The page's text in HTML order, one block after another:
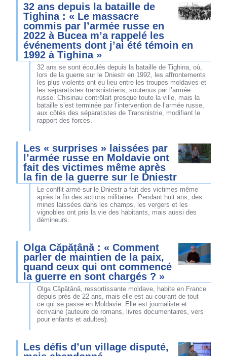
32 ans depuis la bataille de
Tighina : « Le massacre
commis par l’armée russe en
2022 à Bucea m’a rappelé les
événements dont j’ai été témoin en
1992 à Tighina »
32 ans se sont écoulés depuis la bataille de Tighina, où,
lors de la guerre sur le Dniestr en 1992, les affrontements
les plus violents ont eu lieu entre les troupes moldaves et
les séparatistes transnistriens, soutenus par l’armée
russe. Chisinau contrôlait presque toute la ville, mais la
bataille s’est terminée par l’intervention de l’armée russe,
aux côtés des séparatistes de Transnistrie, modifiant le
rapport des forces.
Les « surprises » laissées par
l’armée russe en Moldavie ont
fait des victimes même après
la fin de la guerre sur le Dniestr
Le conflit armé sur le Dniestr a fait des victimes même
après la fin des actions militaires. Pendant huit ans, des
mines laissées dans les champs, les vergers et les
vignobles ont pris la vie des habitants, mais aussi des
démineurs.
Olga Căpățână : « Comment
parler de maintien de la paix,
quand ceux qui ont commencé
la guerre en sont chargés ? »
Olga Căpățână, ressortissante moldave, habite en France
depuis près de 22 ans, mais elle est au courant de tout
ce qui se passe en Moldavie. Elle est journaliste et
écrivaine (auteure de romans, livres documentaires, vers
pour enfants et adultes).
Les défis d’un village disputé,